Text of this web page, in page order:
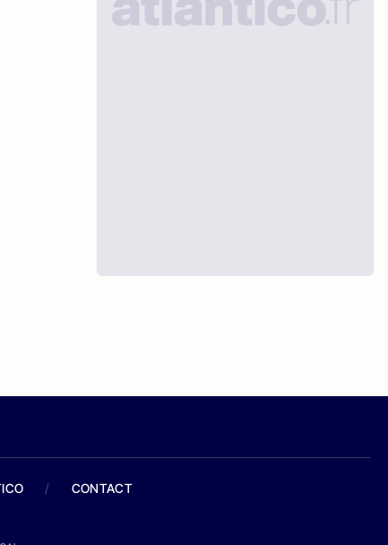
/ CONTACT